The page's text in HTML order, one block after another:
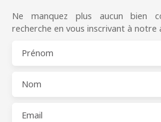
Ne manquez plus aucun bien
recherche en vous inscrivant à notre
Prénom
Nom
Email